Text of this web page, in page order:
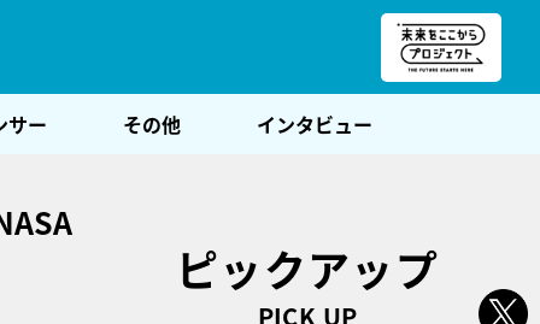
サー その他 インタビュー
ピックアップ
PICK UP